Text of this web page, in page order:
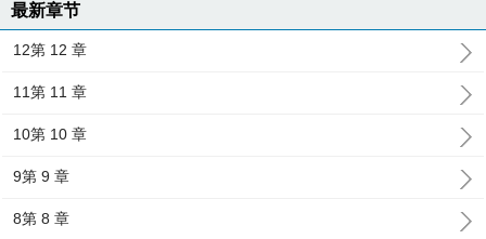
最新章节
12第 12 章
11第 11 章
10第 10 章
9第 9 章
8第 8 章